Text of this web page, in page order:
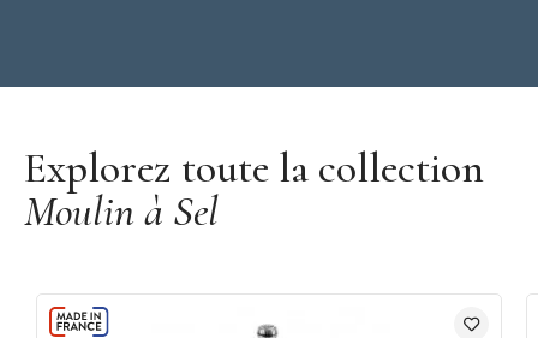
Explorez toute la collection
Moulin à Sel